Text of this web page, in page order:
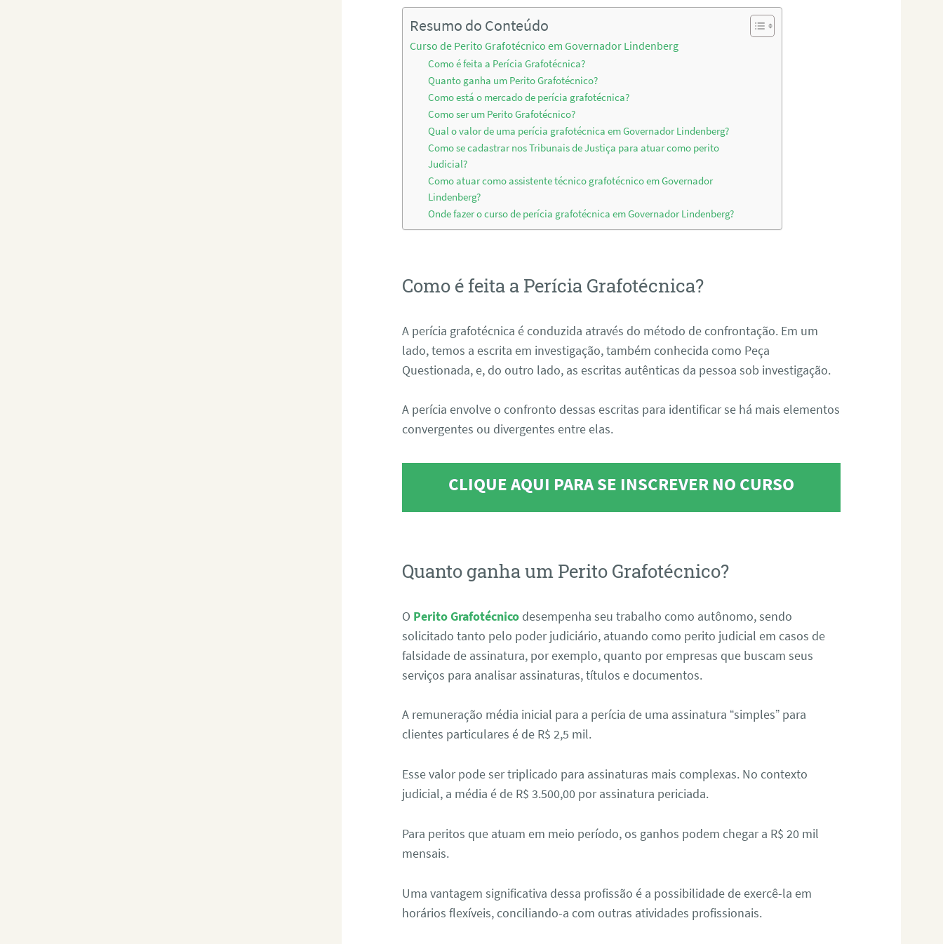
Resumo do Conteúdo
Curso de Perito Grafotécnico em Governador Lindenberg
Como é feita a Perícia Grafotécnica?
Quanto ganha um Perito Grafotécnico?
Como está o mercado de perícia grafotécnica?
Como ser um Perito Grafotécnico?
Qual o valor de uma perícia grafotécnica em Governador Lindenberg?
Como se cadastrar nos Tribunais de Justiça para atuar como perito
Judicial?
Como atuar como assistente técnico grafotécnico em Governador
Lindenberg?
Onde fazer o curso de perícia grafotécnica em Governador Lindenberg?
Como é feita a Perícia Grafotécnica?
A perícia grafotécnica é conduzida através do método de confrontação. Em um
lado, temos a escrita em investigação, também conhecida como Peça
Questionada, e, do outro lado, as escritas autênticas da pessoa sob investigação.
A perícia envolve o confronto dessas escritas para identificar se há mais elementos
convergentes ou divergentes entre elas.
CLIQUE AQUI PARA SE INSCREVER NO CURSO
Quanto ganha um Perito Grafotécnico?
O Perito Grafotécnico desempenha seu trabalho como autônomo, sendo
solicitado tanto pelo poder judiciário, atuando como perito judicial em casos de
falsidade de assinatura, por exemplo, quanto por empresas que buscam seus
serviços para analisar assinaturas, títulos e documentos.
A remuneração média inicial para a perícia de uma assinatura “simples” para
clientes particulares é de R$ 2,5 mil.
Esse valor pode ser triplicado para assinaturas mais complexas. No contexto
judicial, a média é de R$ 3.500,00 por assinatura periciada.
Para peritos que atuam em meio período, os ganhos podem chegar a R$ 20 mil
mensais.
Uma vantagem significativa dessa profissão é a possibilidade de exercê-la em
horários flexíveis, conciliando-a com outras atividades profissionais.